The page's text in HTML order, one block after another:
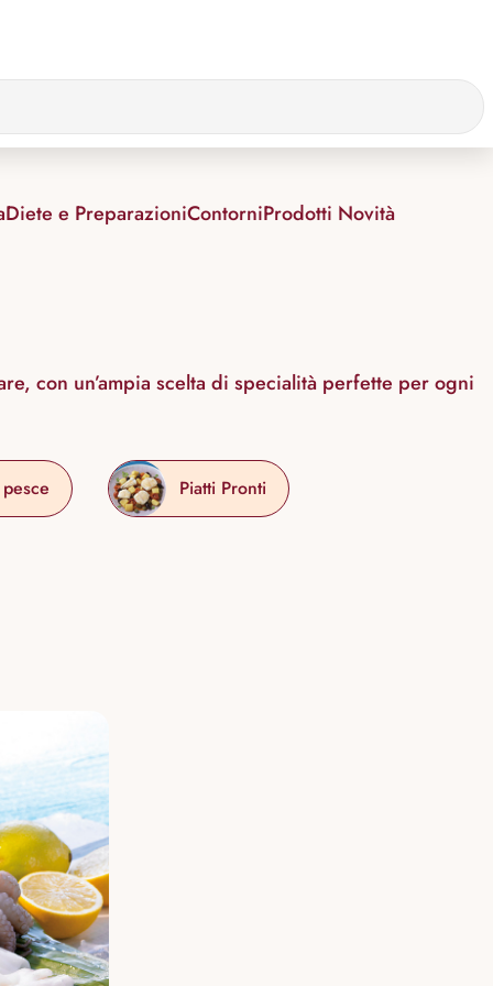
Diete e PreparazioniContorniProdotti Novità
con un’ampia scelta di specialità perfette per ogni
Piatti Pronti